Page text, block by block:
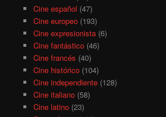
Cine español (47)
Cine europeo(193)
Cine expresionista(6)
Cine fantástico(46)
Cine francés (40)
Cine histórico(104)
Cine independiente(128)
Cine italiano(58)
Cine latino(23)